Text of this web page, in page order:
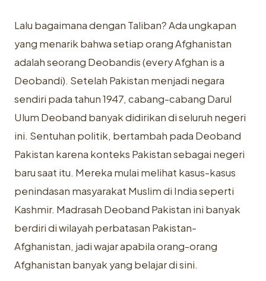
Lalu bagaimana dengan Taliban? Ada ungkapan
yang menarik bahwa setiap orang Afghanistan
adalah seorang Deobandis (every Afghan is a
Deobandi). Setelah Pakistan menjadi negara
sendiri pada tahun 1947, cabang-cabang Darul
Ulum Deoband banyak didirikan di seluruh negeri
ini. Sentuhan politik, bertambah pada Deoband
Pakistan karena konteks Pakistan sebagai negeri
baru saat itu. Mereka mulai melihat kasus-kasus
penindasan masyarakat Muslim di India seperti
Kashmir. Madrasah Deoband Pakistan ini banyak
berdiri di wilayah perbatasan Pakistan-
Afghanistan, jadi wajar apabila orang-orang
Afghanistan banyak yang belajar di sini.